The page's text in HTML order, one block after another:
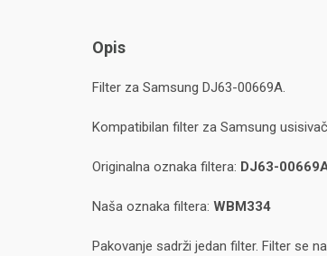
Opis
Filter za Samsung DJ63-00669A.
Kompatibilan filter za Samsung
Originalna oznaka filtera: DJ63-
Naša oznaka filtera: WBM334
Pakovanje sadrži jedan filter. Filter se